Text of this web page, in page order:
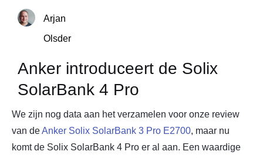
Arjan
Olsder
Anker introduceert de Solix
SolarBank 4 Pro
We zijn nog data aan het verzamelen voor onze review
van deAnker Solix SolarBank 3 Pro E2700, maar nu
komt de Solix SolarBank 4 Pro er al aan. Een waardige